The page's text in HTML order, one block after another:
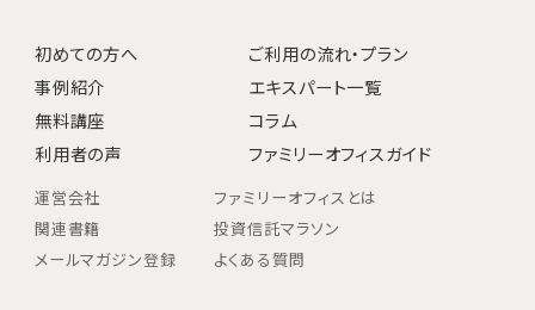
初めての方へ
ご利用の流れ・プラン
事例紹介
エキスパート一覧
無料講座
コラム
利用者の声
ファミリーオフィスガイド
運営会社
ファミリーオフィスとは
関連書籍
投資信託マラソン
メールマガジン登録
よくある質問